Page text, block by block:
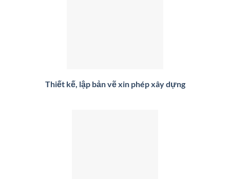
Thiết kế, lập bản vẽ xin phép xây dựng